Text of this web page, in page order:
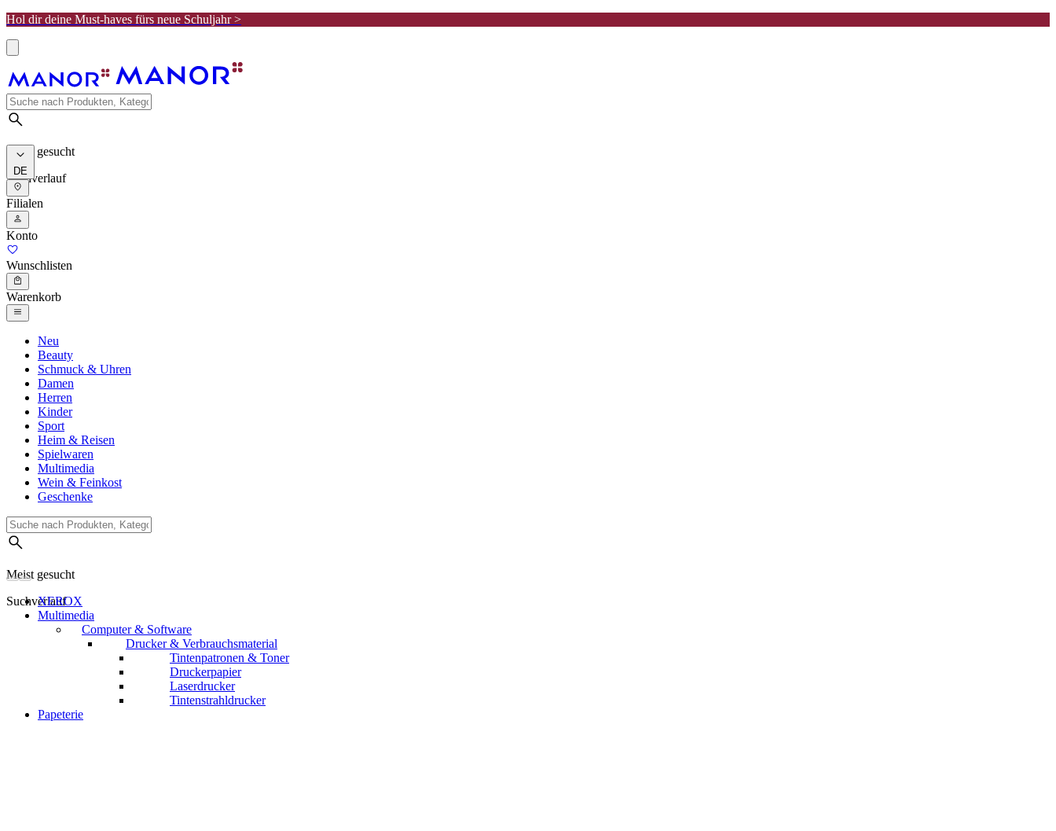
Hol dir deine Must-haves fürs neue Schuljahr >
Meist gesucht
Suchverlauf
DE
Filialen
Konto
Wunschlisten
Warenkorb
Neu
Beauty
Schmuck & Uhren
Damen
Herren
Kinder
Sport
Heim & Reisen
Spielwaren
Multimedia
Wein & Feinkost
Geschenke
Meist gesucht
Suchverlauf
XEROX
Multimedia
Computer & Software
Drucker & Verbrauchsmaterial
Tintenpatronen & Toner
Druckerpapier
Laserdrucker
Tintenstrahldrucker
Papeterie